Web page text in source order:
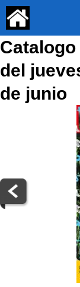
Saltar
contenido
del
de junio